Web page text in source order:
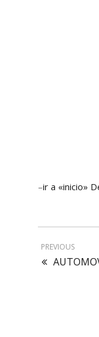
–ir a «inicio»
PREVIOUS